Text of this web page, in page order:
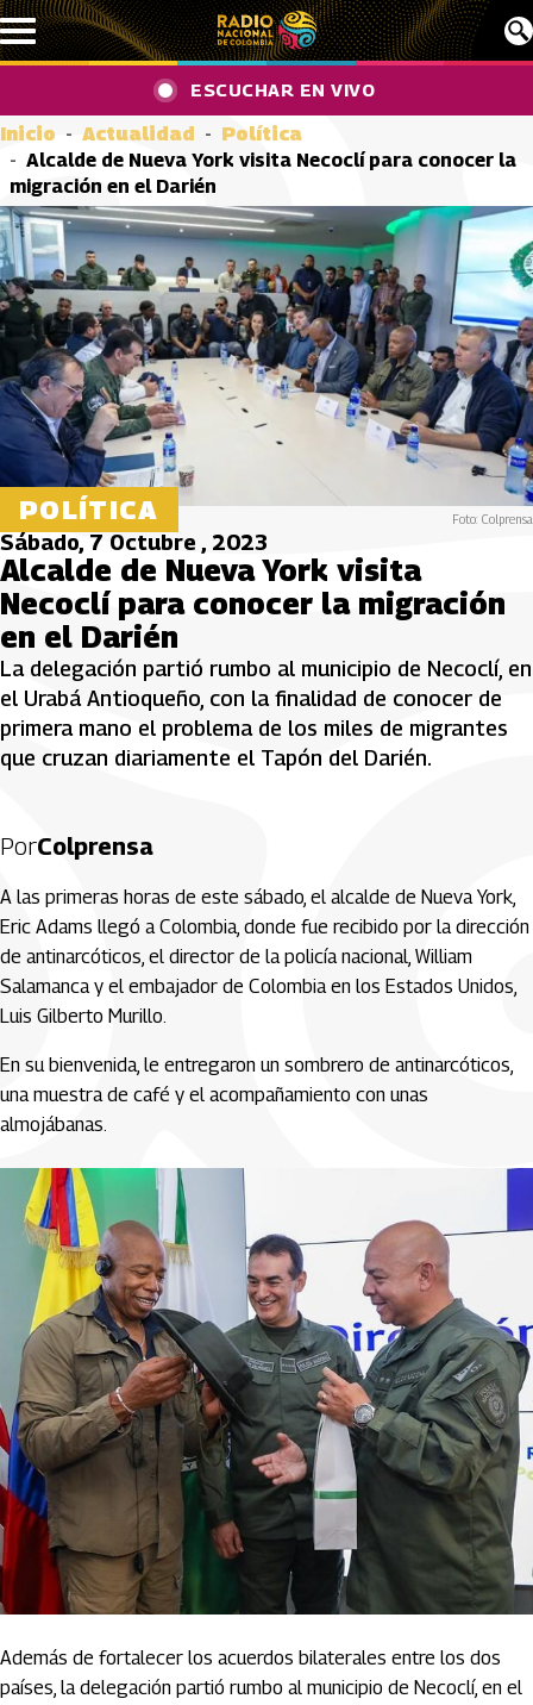
Pasar al contenido principal
ESCUCHAR EN VIVO
Inicio Actualidad
Política
Alcalde de Nueva York visita Necoclí para conocer la
migración en el Darién
POLÍTICA Foto: Colprensa
Sábado, 7 Octubre , 2023
Alcalde de Nueva York visita
Necoclí para conocer la migración
en el Darién
La delegación partió rumbo al municipio de Necoclí, en
el Urabá Antioqueño, con la finalidad de conocer de
primera mano el problema de los miles de migrantes
que cruzan diariamente el Tapón del Darién.
PorColprensa
A las primeras horas de este sábado, el alcalde de Nueva York,
Eric Adams llegó a Colombia, donde fue recibido por la dirección
de antinarcóticos, el director de la policía nacional, William
Salamanca y el embajador de Colombia en los Estados Unidos,
Luis Gilberto Murillo.
En su bienvenida, le entregaron un sombrero de antinarcóticos,
una muestra de café y el acompañamiento con unas
almojábanas.
Además de fortalecer los acuerdos bilaterales entre los dos
países, la delegación partió rumbo al municipio de Necoclí, en el